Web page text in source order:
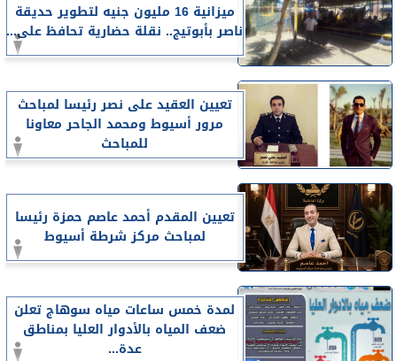
ميزانية 16 مليون جنيه لتطوير حديقة
ناصر بأبوتيج.. نقلة حضارية تحافظ على...
تعيين العقيد على نصر رئيسا لمباحث
مرور أسيوط ومحمد الجاحر معاونا
للمباحث
تعيين المقدم أحمد عاصم حمزة رئيسا
لمباحث مركز شرطة أسيوط
لمدة خمس ساعات مياه سوهاج تعلن
ضعف المياه بالأدوار العليا بمناطق
عدة...